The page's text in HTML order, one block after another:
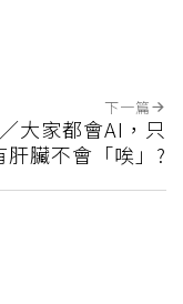
下一篇
大家都會AI，只
肝臟不會「唉」?